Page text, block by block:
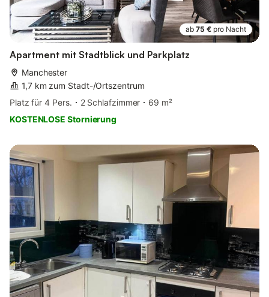
ab 75 € pro Nacht
Apartment mit Stadtblick und Parkplatz
Manchester
1,7 km zum Stadt-/Ortszentrum
Platz für 4 Pers.
2 Schlafzimmer
69 m²
KOSTENLOSE Stornierung